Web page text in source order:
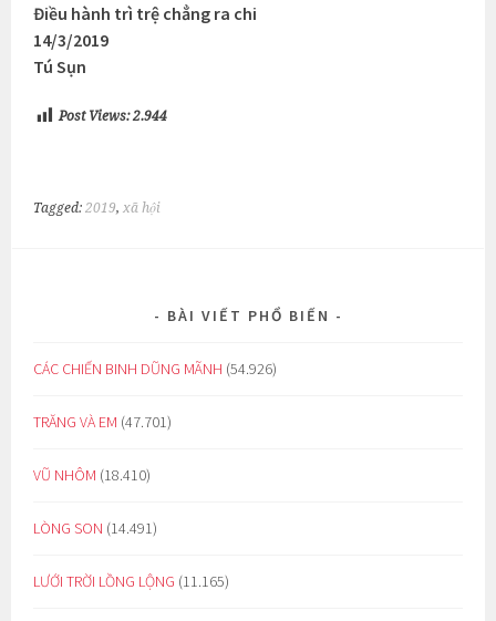
Điều hành trì trệ chẳng ra chi
14/3/2019
Tú Sụn
Post Views: 2.944
Tagged:2019, xã hội
BÀI VIẾT PHỔ BIẾN
CÁC CHIẾN BINH DŨNG MÃNH (54.926)
TRĂNG VÀ EM (47.701)
VŨ NHÔM (18.410)
LÒNG SON (14.491)
LƯỚI TRỜI LỒNG LỘNG (11.165)